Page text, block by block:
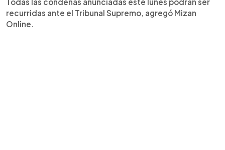
recurridas ante el Tribunal Supremo, agregó Mizan
Online.